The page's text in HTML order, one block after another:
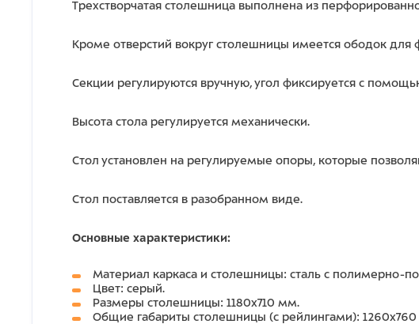
Трехстворчатая столешница выполнена из
Кроме отверстий вокруг столешницы имеется ободок
Секции регулируются вручную, угол фиксируется с
Высота стола регулируется механически.
Стол установлен на регулируемые опоры, которые
Стол поставляется в разобранном виде.
Основные характеристики:
Материал каркаса и столешницы: сталь с полимерно-
Цвет: серый.
Размеры столешницы: 1180х710 мм.
Общие габариты столешницы (с рейлингами):